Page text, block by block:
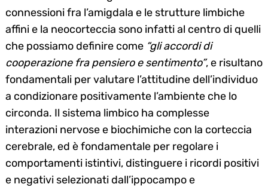
connessioni fra l’amigdala e le strutture limbiche
affini e la neocorteccia sono infatti al centro di quelli
che possiamo definire come “gli accordi di
cooperazione fra pensiero e sentimento”, e risultano
fondamentali per valutare l’attitudine dell’individuo
a condizionare positivamente l’ambiente che lo
circonda. Il sistema limbico ha complesse
interazioni nervose e biochimiche con la corteccia
cerebrale, ed è fondamentale per regolare i
comportamenti istintivi, distinguere i ricordi positivi
e negativi selezionati dall’ippocampo e